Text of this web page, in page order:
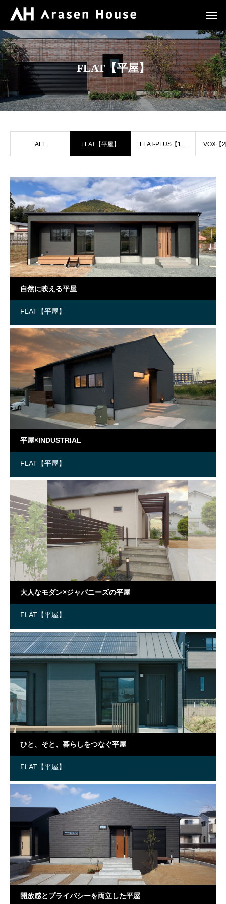
FLAT【平屋】
ALL FLAT【平屋】 FLAT-PLUS【1.5 VOX【
自然に映える平屋
FLAT【平屋】
平屋×INDUSTRIAL
FLAT【平屋】
大人なモダン×ジャパニーズの平屋
FLAT【平屋】
ひと、そと、暮らしをつなぐ平屋
FLAT【平屋】
開放感とプライバシーを両立した平屋